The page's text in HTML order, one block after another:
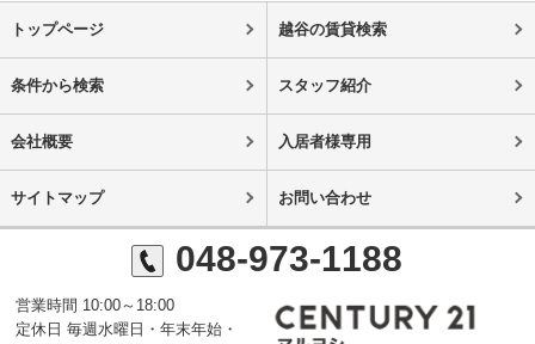
トップページ 越谷の賃貸検索
条件から検索 スタッフ紹介
会社概要 入居者様専用
サイトマップ お問い合わせ
048-973-1188
営業時間 10:00～18:00
定休日 毎週水曜日・年末年始・